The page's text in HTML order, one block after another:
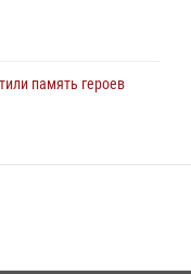
память героев